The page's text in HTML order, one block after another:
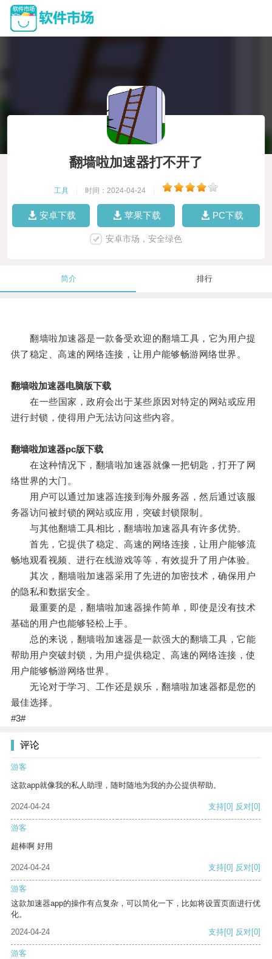
翻墙啦加速器打不开了
工具 时间：2024-04-24
安卓下载 苹果下载 PC下载
安卓市场，安全绿色
简介 排行
翻墙啦加速器是一款备受欢迎的翻墙工具，它为用户提
供了稳定、高速的网络连接，让用户能够畅游网络世界。
翻墙啦加速器电脑版下载
在一些国家，政府会出于某些原因对特定的网站或应用
进行封锁，使得用户无法访问这些内容。
翻墙啦加速器pc版下载
在这种情况下，翻墙啦加速器就像一把钥匙，打开了网
络世界的大门。
用户可以通过加速器连接到海外服务器，然后通过该服
务器访问被封锁的网站或应用，突破封锁限制。
与其他翻墙工具相比，翻墙啦加速器具有许多优势。
首先，它提供了稳定、高速的网络连接，让用户能够流
畅地观看视频、进行在线游戏等等，有效提升了用户体验。
其次，翻墙啦加速器采用了先进的加密技术，确保用户
的隐私和数据安全。
最重要的是，翻墙啦加速器操作简单，即使是没有技术
基础的用户也能够轻松上手。
总的来说，翻墙啦加速器是一款强大的翻墙工具，它能
帮助用户突破封锁，为用户提供稳定、高速的网络连接，使
用户能够畅游网络世界。
无论对于学习、工作还是娱乐，翻墙啦加速器都是您的
最佳选择。
#3#
评论
游客
这款app就像我的私人助理，随时随地为我的办公提供帮助。
2024-04-24 支持[0] 反对[0]
游客
超棒啊 好用
2024-04-24 支持[0] 反对[0]
游客
这款加速器app的操作有点复杂，可以简化一下，比如将设置页面进行优
化。
2024-04-24
支持[0] 反对[0]
游客